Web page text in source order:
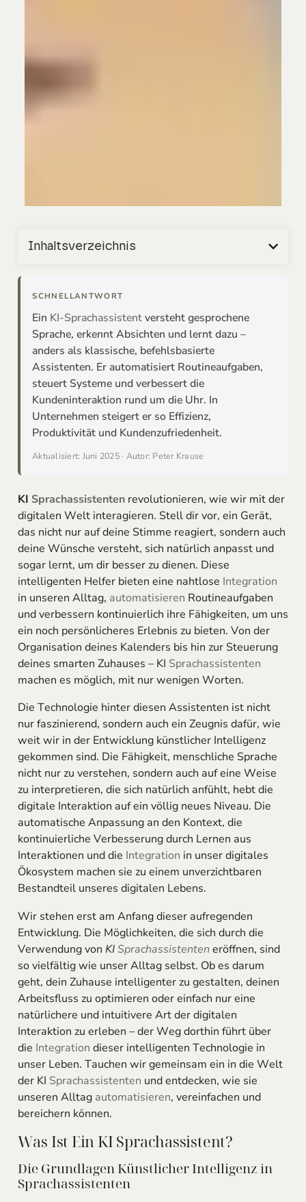
Inhaltsverzeichnis
SCHNELLANTWORT
Ein KI-Sprachassistentversteht gesprochene
Sprache, erkennt Absichten und lernt dazu –
anders als klassische, befehlsbasierte
Assistenten. Er automatisiert Routineaufgaben,
steuert Systeme und verbessert die
Kundeninteraktion rund um die Uhr. In
Unternehmen steigert er so Effizienz,
Produktivität und Kundenzufriedenheit.
Aktualisiert: Juni 2025 · Autor: Peter Krause
KI Sprachassistentenrevolutionieren, wie wir mit der
digitalen Welt interagieren. Stell dir vor, ein Gerät,
das nicht nur auf deine Stimme reagiert, sondern auch
deine Wünsche versteht, sich natürlich anpasst und
sogar lernt, um dir besser zu dienen. Diese
intelligenten Helfer bieten eine nahtlose Integration
in unseren Alltag, automatisieren Routineaufgaben
und verbessern kontinuierlich ihre Fähigkeiten, um uns
ein noch persönlicheres Erlebnis zu bieten. Von der
Organisation deines Kalenders bis hin zur Steuerung
deines smarten Zuhauses – KI Sprachassistenten
machen es möglich, mit nur wenigen Worten.
Die Technologie hinter diesen Assistenten ist nicht
nur faszinierend, sondern auch ein Zeugnis dafür, wie
weit wir in der Entwicklung künstlicher Intelligenz
gekommen sind. Die Fähigkeit, menschliche Sprache
nicht nur zu verstehen, sondern auch auf eine Weise
zu interpretieren, die sich natürlich anfühlt, hebt die
digitale Interaktion auf ein völlig neues Niveau. Die
automatische Anpassung an den Kontext, die
kontinuierliche Verbesserung durch Lernen aus
Interaktionen und die Integration in unser digitales
Ökosystem machen sie zu einem unverzichtbaren
Bestandteil unseres digitalen Lebens.
Wir stehen erst am Anfang dieser aufregenden
Entwicklung. Die Möglichkeiten, die sich durch die
Verwendung von KISprachassistenten eröffnen, sind
so vielfältig wie unser Alltag selbst. Ob es darum
geht, dein Zuhause intelligenter zu gestalten, deinen
Arbeitsfluss zu optimieren oder einfach nur eine
natürlichere und intuitivere Art der digitalen
Interaktion zu erleben – der Weg dorthin führt über
die Integration dieser intelligenten Technologie in
unser Leben. Tauchen wir gemeinsam ein in die Welt
der KI Sprachassistenten und entdecken, wie sie
unseren Alltag automatisieren, vereinfachen und
bereichern können.
Was Ist Ein KI Sprachassistent?
Die Grundlagen Künstlicher Intelligenz in
Sprachassistenten